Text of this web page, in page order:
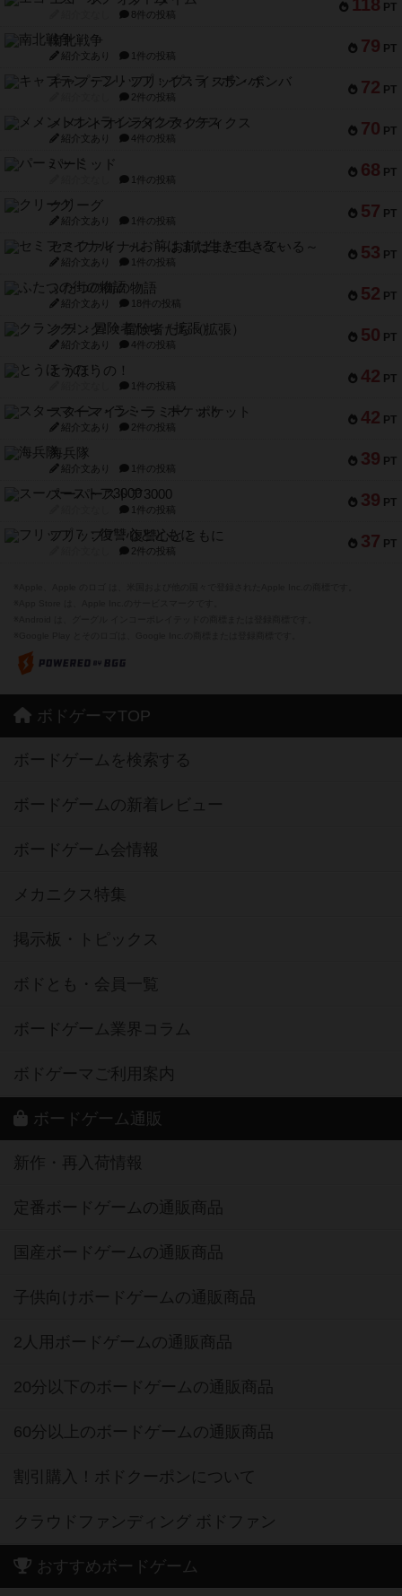
118 PT
8件の投稿
79 PT
南北戦争
紹介文あり 1件の投稿
72 PT
キャプテン・フリップ：イスラ・ボンバ
2件の投稿
70 PT
メメントオンラインタクティクス
紹介文あり 4件の投稿
68 PT
パーミッド
1件の投稿
57 PT
クリーグ
紹介文あり 1件の投稿
53 PT
セミファイナル ～お前はまだ生きている～
紹介文あり 1件の投稿
52 PT
ふたつの街の物語
紹介文あり 18件の投稿
50 PT
クランク! ：冒険者たち（拡張）
紹介文あり 4件の投稿
42 PT
とうほうの！
1件の投稿
42 PT
スターマイン・ラミー ポケット
紹介文あり 2件の投稿
39 PT
海兵隊
紹介文あり 1件の投稿
39 PT
スーパーストア3000
1件の投稿
37 PT
フリップ７：復讐心とともに
2件の投稿
ボドゲーマTOP
ボードゲームを検索する
ボードゲームの新着レビュー
ボードゲーム会情報
メカニクス特集
掲示板・トピックス
ボドとも・会員一覧
ボードゲーム業界コラム
ボドゲーマご利用案内
ボードゲーム通販
新作・再入荷情報
定番ボードゲームの通販商品
国産ボードゲームの通販商品
子供向けボードゲームの通販商品
2人用ボードゲームの通販商品
20分以下のボードゲームの通販商品
60分以上のボードゲームの通販商品
割引購入！ボドクーポンについて
クラウドファンディング ボドファン
おすすめボードゲーム